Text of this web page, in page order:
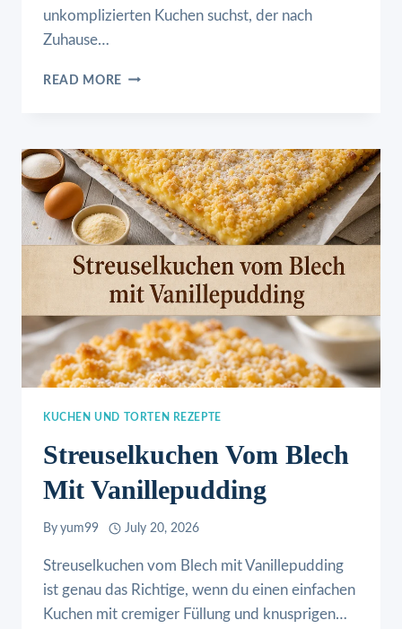
unkomplizierten Kuchen suchst, der nach
Zuhause…
READ MORE DER
VANILLEPUDDING
KUCHEN UND TORTEN REZEPTE
Streuselkuchen Vom Blech
Mit Vanillepudding
By yum99 July 20, 2026
Streuselkuchen vom Blech mit Vanillepudding
ist genau das Richtige, wenn du einen einfachen
Kuchen mit cremiger Füllung und knusprigen…